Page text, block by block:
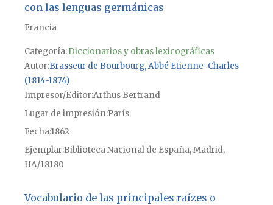
con las lenguas germánicas
Francia
Categoría:Diccionarios y obras lexicográficas
Autor Brasseur de Bourbourg, Abbé Etienne-Charles
(1814-1874)
Impresor/Editor Arthus Bertrand
Lugar de impresiónParís
Fecha1862
Ejemplar Biblioteca Nacional de España, Madrid,
HA/18180
Vocabulario de las principales raízes o